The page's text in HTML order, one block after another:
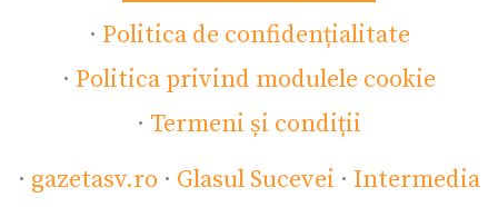
· Politica de confidențialitate
· Politica privind modulele cookie
· Termeni și condiții
· gazetasv.ro · Glasul Sucevei · Intermedia